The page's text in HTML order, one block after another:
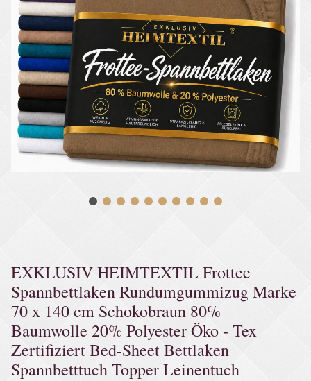
EXKLUSIV HEIMTEXTIL Frottee
Spannbettlaken Rundumgummizug Marke
70 x 140 cm Schokobraun 80%
Baumwolle 20% Polyester Öko - Tex
Zertifiziert Bed-Sheet Bettlaken
Spannbetttuch Topper Leinentuch